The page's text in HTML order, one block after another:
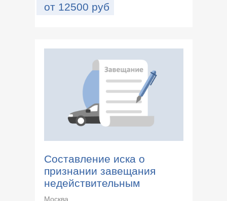
от 12500 руб
Составление иска о
признании завещания
недействительным
Москва